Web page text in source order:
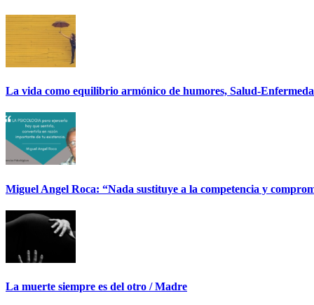
La vida como equilibrio armónico de humores, Salud-
Miguel Angel Roca: “Nada sustituye a la competencia y
La muerte siempre es del otro / Madre